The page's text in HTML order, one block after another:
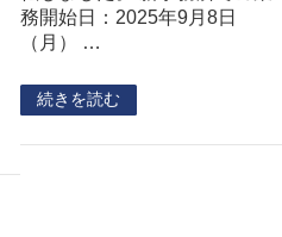
務開始日：2025年9月8日
（月） …
続きを読む